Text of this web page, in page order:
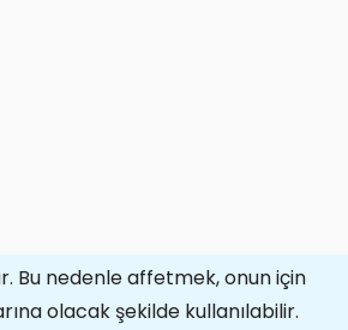
Bu nedenle affetmek, onun için
olacak şekilde kullanılabilir.